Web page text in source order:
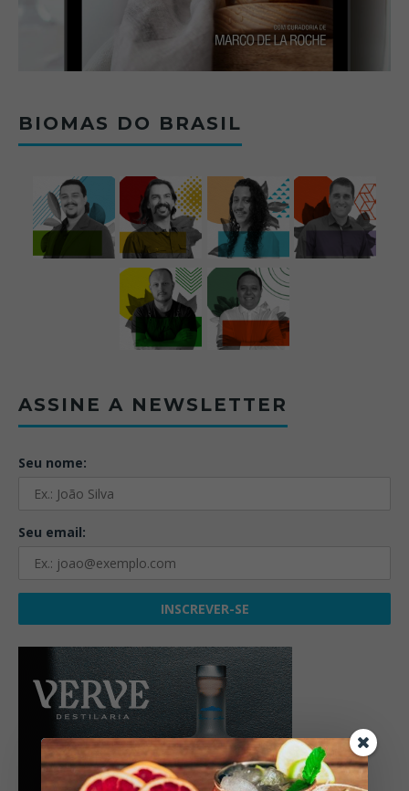
BIOMAS DO BRASIL
ASSINE A NEWSLETTER
Seu nome:
Seu email: